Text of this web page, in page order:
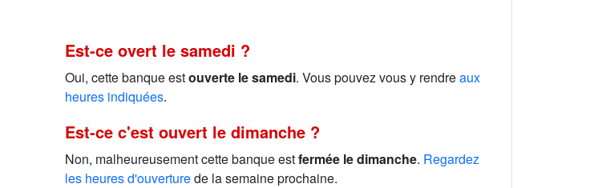
Est-ce overt le samedi ?
Oui, cette banque estouverte le samedi. Vous pouvez vous y rendreaux
heures indiquées.
Est-ce c'est ouvert le dimanche ?
Non, malheureusement cette banque estfermée le dimanche. Regardez
les heures d'ouverturede la semaine prochaine.